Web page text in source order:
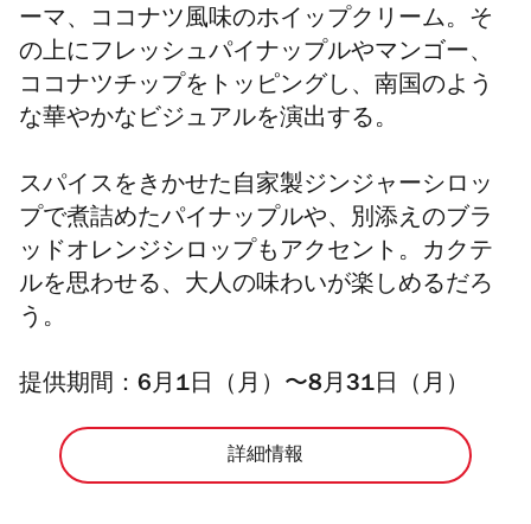
ーマ、
ココナツ風味のホイップクリーム。そ
の上にフレッシュパイナップルやマンゴー、
ココナツチップをトッピングし、南国のよう
な華やかなビジュアルを演出する。
スパイスをきかせた自家製ジンジャーシロッ
プで煮詰めたパイナップルや、別添えのブラ
ッドオレンジシロップもアクセント。カクテ
ルを思わせる、大人の味わいが楽しめるだろ
う。
提供期間：6月1日（月）〜8月31日（月）
詳細情報